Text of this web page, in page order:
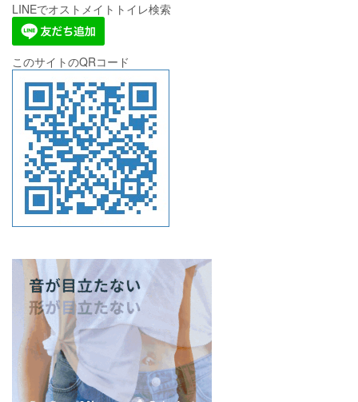
LINEでオストメイトトイレ検索
このサイトのQRコード